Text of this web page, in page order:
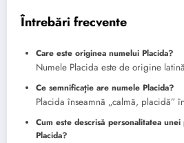
Întrebări frecvente
Care este originea numelui Placida?
Numele Placida este de origine
Ce semnificație are numele Placida?
Placida înseamnă „calmă, placidă”
Cum este descrisă personalitatea
Placida?